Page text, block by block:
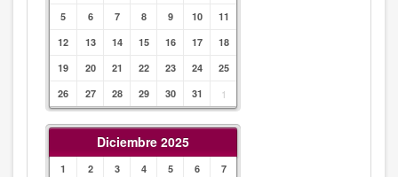
5
6 7 8 9 10
11
12
13 14 15 16 17
18
19
20 21 22 23 24
25
26
27 28 29 30 31 1
Diciembre 2025
1 2 3 4 5 6
7